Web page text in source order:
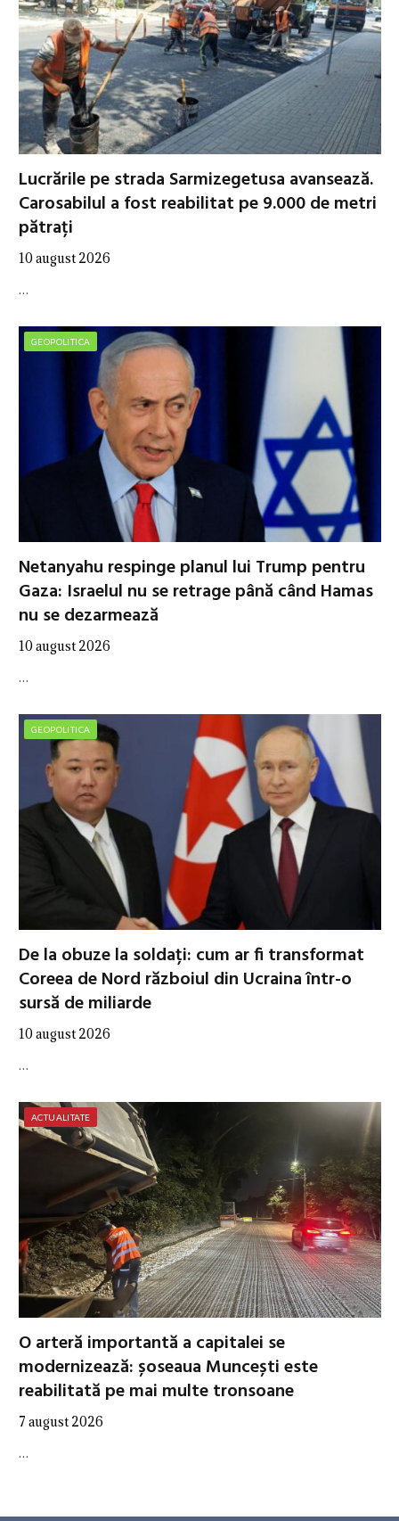
Lucrările pe strada Sarmizegetusa avansează.
Carosabilul a fost reabilitat pe 9.000 de metri
pătrați
10 august 2026
…
GEOPOLITICA
Netanyahu respinge planul lui Trump pentru
Gaza: Israelul nu se retrage până când Hamas
nu se dezarmează
10 august 2026
…
GEOPOLITICA
De la obuze la soldați: cum ar fi transformat
Coreea de Nord războiul din Ucraina într-o
sursă de miliarde
10 august 2026
…
ACTUALITATE
O arteră importantă a capitalei se
modernizează: șoseaua Muncești este
reabilitată pe mai multe tronsoane
7 august 2026
…